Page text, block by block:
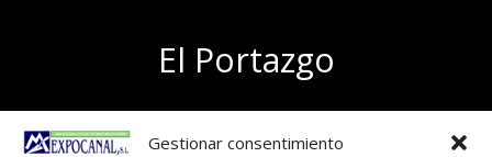
Gestionar consentimiento
El Portazgo